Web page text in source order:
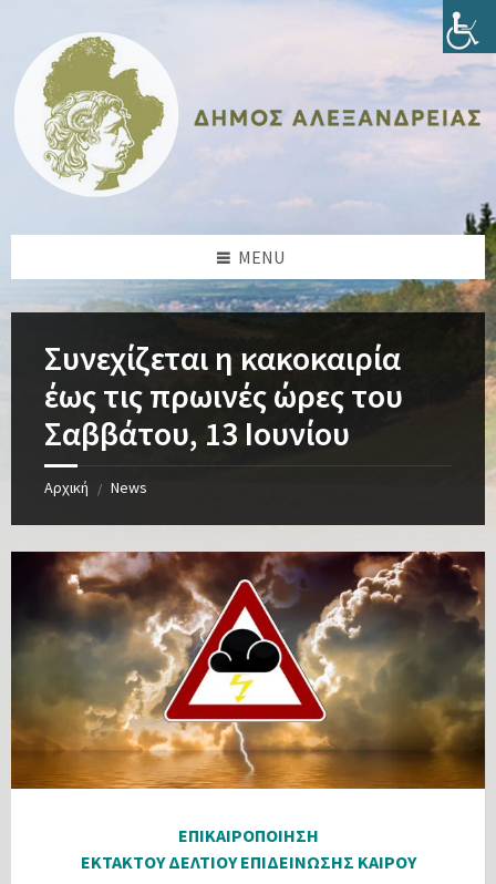
content
sidebar
sidebar
footer
MENU
Συνεχίζεται η κακοκαιρία
έως τις πρωινές ώρες του
Σαββάτου, 13 Ιουνίου
Αρχική / News
ΕΠΙΚΑΙΡΟΠΟΙΗΣΗ
ΕΚΤΑΚΤΟΥ ΔΕΛΤΙΟΥ ΕΠΙΔΕΙΝΩΣΗΣ ΚΑΙΡΟΥ